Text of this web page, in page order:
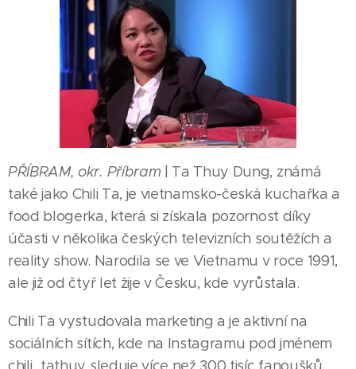
PŘÍBRAM, okr. Příbram | Ta Thuy Dung, známá
také jako Chili Ta, je vietnamsko-česká kuchařka a
food blogerka, která si získala pozornost díky
účasti v několika českých televizních soutěžích a
reality show. Narodila se ve Vietnamu v roce 1991,
ale již od čtyř let žije v Česku, kde vyrůstala.
Chili Ta vystudovala marketing a je aktivní na
sociálních sítích, kde na Instagramu pod jménem